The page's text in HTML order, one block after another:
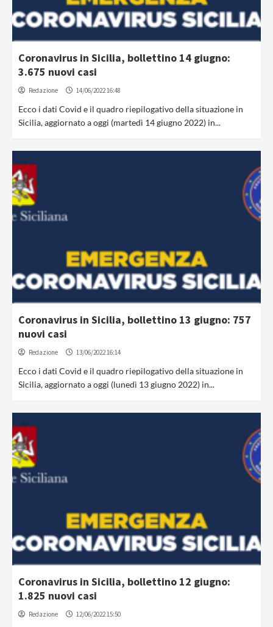
Coronavirus in Sicilia, bollettino 14 giugno:
3.675 nuovi casi
Redazione 14/06/2022 16:48
Ecco i dati Covid e il quadro riepilogativo della situazione in
Sicilia, aggiornato a oggi (martedì 14 giugno 2022) in...
Coronavirus in Sicilia, bollettino 13 giugno: 757
nuovi casi
Redazione 13/06/2022 16:14
Ecco i dati Covid e il quadro riepilogativo della situazione in
Sicilia, aggiornato a oggi (lunedì 13 giugno 2022) in...
Coronavirus in Sicilia, bollettino 12 giugno:
1.825 nuovi casi
Redazione 12/06/2022 15:50